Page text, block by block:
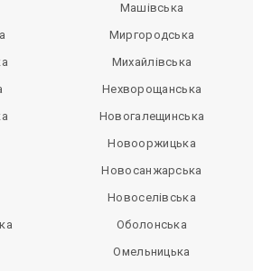
Машівська
Миргородська
Михайлівська
Нехворощанська
Новогалещинська
Новооржицька
Новосанжарська
Новоселівська
Оболонська
Омельницька